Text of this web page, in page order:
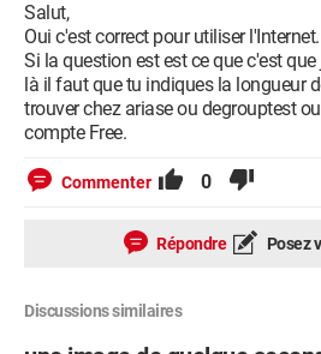
Salut,
Oui c'est correct pour utiliser l'Internet.
Si la question est est ce que c'est
là il faut que tu indiques la longueur
trouver chez ariase ou degrouptest
compte Free.
Commenter 0
Répondre Posez
Discussions similaires